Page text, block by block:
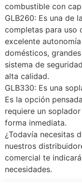
combustible con
GLB260: Es una de
completas para uso
excelente
domésticos,
sistema de
alta calidad.
GLB330: Es una
Es la opción
requiere un
forma inmediata.
¿Todavía necesitas
nuestros
comercial te
necesidades.